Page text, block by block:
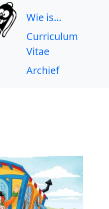
Wie is...
Curriculum
Vitae
Archief